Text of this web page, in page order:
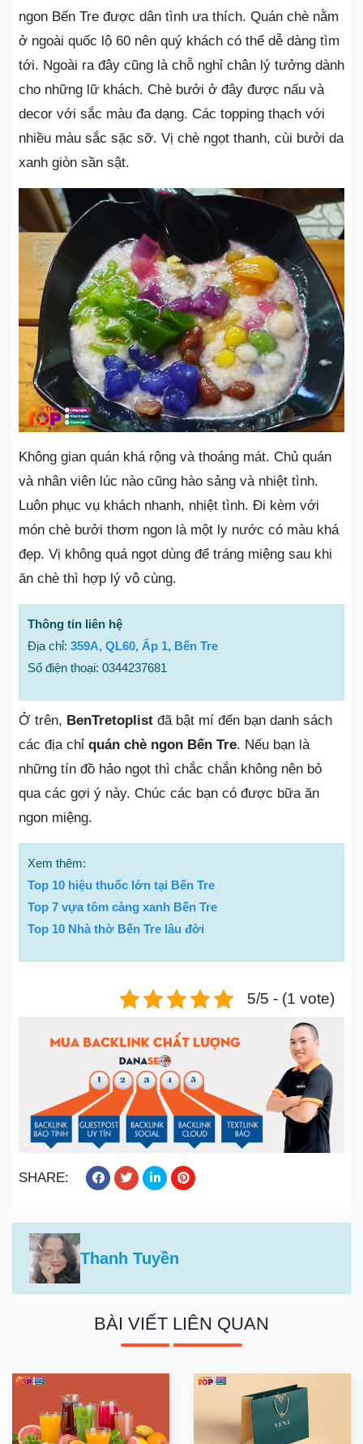
ngon Bến Tre được dân tình ưa thích. Quán chè nằm
ở ngoài quốc lộ 60 nên quý khách có thể dễ dàng tìm
tới. Ngoài ra đây cũng là chỗ nghỉ chân lý tưởng dành
cho những lữ khách. Chè bưởi ở đây được nấu và
decor với sắc màu đa dạng. Các topping thạch với
nhiều màu sắc sặc sỡ. Vị chè ngọt thanh, cùi bưởi da
xanh giòn sần sật.
Không gian quán khá rộng và thoáng mát. Chủ quán
và nhân viên lúc nào cũng hào sảng và nhiệt tình.
Luôn phục vụ khách nhanh, nhiệt tình. Đi kèm với
món chè bưởi thơm ngon là một ly nước có màu khá
đẹp. Vị không quá ngọt dùng để tráng miệng sau khi
ăn chè thì hợp lý vô cùng.
Thông tin liên hệ
Địa chỉ: 359A, QL60, Ấp 1, Bến Tre
Số điện thoại: 0344237681
Ở trên, BenTretoplist đã bật mí đến bạn danh sách
các địa chỉ quán chè ngon Bến Tre. Nếu bạn là
những tín đồ hảo ngọt thì chắc chắn không nên bỏ
qua các gợi ý này. Chúc các bạn có được bữa ăn
ngon miệng.
Xem thêm:
Top 10 hiệu thuốc lớn tại Bến Tre
Top 7 vựa tôm càng xanh Bến Tre
Top 10 Nhà thờ Bến Tre lâu đời
5/5 - (1 vote)
SHARE:
Thanh Tuyền
BÀI VIẾT LIÊN QUAN